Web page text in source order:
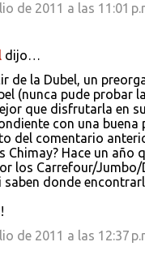
de 2011 a las 11:01
dijo…
de la Dubel, un
(nunca pude probar
que disfrutarla en
con una buena
del comentario
Chimay? Hace un año
los Carrefour/Jumbo/
saben donde
de 2011 a las 12:37